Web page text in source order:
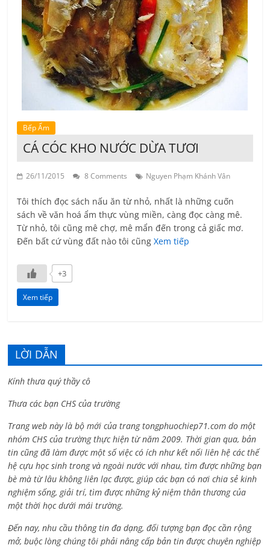
Bếp Ấm
CÁ CÓC KHO NƯỚC DỪA TƯƠI
26/11/2015 8 Comments Nguyen Phạm Khánh Vân
Tôi thích đọc sách nấu ăn từ nhỏ, nhất là những cuốn
sách về văn hoá ẩm thực vùng miền, càng đọc càng mê.
Từ nhỏ, tôi cũng mê chợ, mê mẩn đến trong cả giấc mơ.
Đến bất cứ vùng đất nào tôi cũngXem tiếp
+3
Xem tiếp
LỜI DẪN
Kính thưa quý thầy cô
Thưa các bạn CHS của trường
Trang web này là bộ mới của trang tongphuochiep71.com do một
nhóm CHS của trường thực hiện từ năm 2009. Thời gian qua, bản
tin cũng đã làm được một số việc có ích như kết nối liên hệ các thế
hệ cựu học sinh trong và ngoài nước với nhau, tìm được những bạn
bè mà từ lâu không liên lạc được, giúp các bạn có nơi chia sẻ kinh
nghiệm sống, giải trí, tìm được những kỷ niệm thân thương của
một thời học dưới mái trường.
Đến nay, nhu cầu thông tin đa dạng, đối tượng bạn đọc cần rộng
mở, buộc lòng chúng tôi phải nâng cấp bản tin được chuyên nghiệp